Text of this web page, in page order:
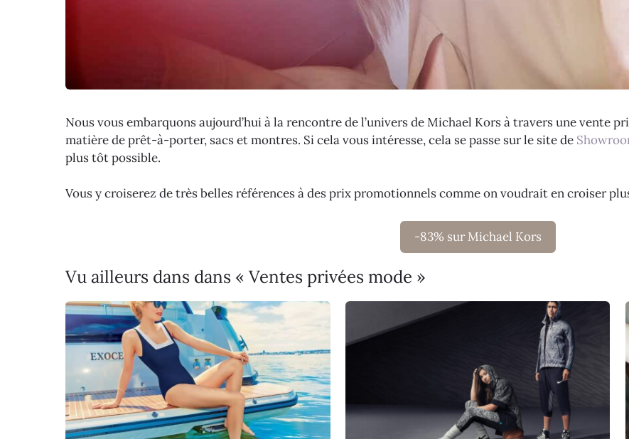
Nous vous embarquons aujourd’hui à la rencontre de l’univers de Michael Kors à travers une vente
matière de prêt-à-porter, sacs et montres. Si cela vous intéresse, cela se passe sur le site de
plus tôt possible.
Vous y croiserez de très belles références à des prix promotionnels comme on voudrait en croiser
-83% sur Michael Kors
Vu ailleurs dans dans « Ventes privées mode »